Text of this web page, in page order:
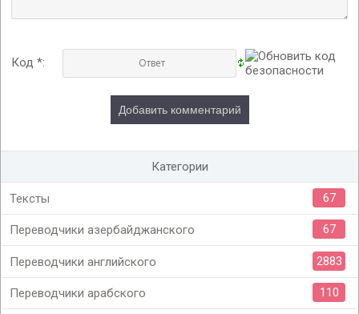
Код *:
Категории
Тексты 67
Переводчики азербайджанского 67
Переводчики английского 2883
Переводчики арабского 110